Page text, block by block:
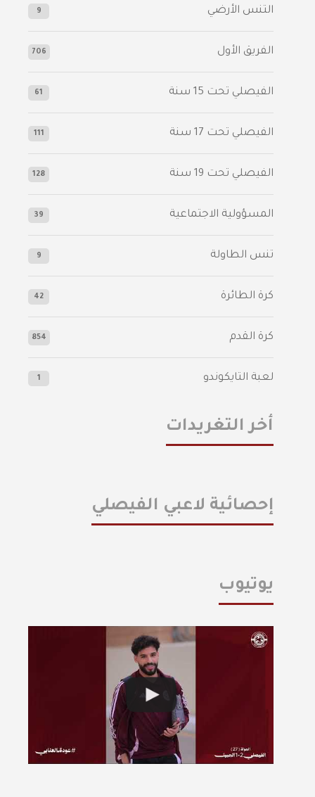
التنس الأرضي 9
الفريق الأول 706
الفيصلي‬⁩ تحت 15 سنة 61
‫الفيصلي‬⁩ تحت 17 سنة 111
الفيصلي‬⁩ تحت 19 سنة 128
المسؤولية الاجتماعية 39
تنس الطاولة 9
كرة الطائرة 42
كرة القدم 854
لعبة التايكوندو 1
أخر التغريدات
إحصائية لاعبي الفيصلي
يوتيوب